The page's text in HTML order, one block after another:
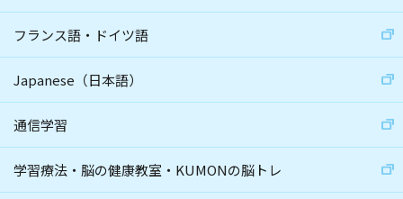
フランス語・ドイツ語
Japanese（日本語）
通信学習
学習療法・脳の健康教室・KUMONの脳トレ